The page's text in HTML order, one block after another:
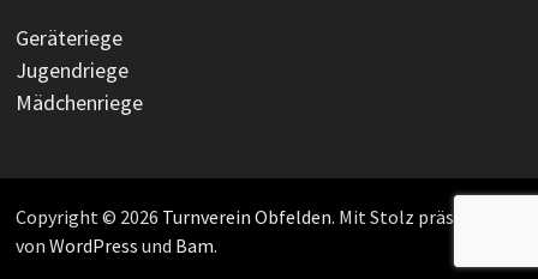
Geräteriege
Jugendriege
Mädchenriege
Copyright © 2026 Turnverein Obfelden. Mit Stolz präsentiert
von WordPress und Bam.